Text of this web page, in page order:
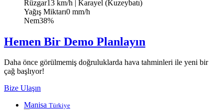
Rüzgar13 km/h | Karayel (Kuzeybatı)
Yağış Miktarı0 mm/h
Nem38%
Hemen Bir Demo Planlayın
Daha önce görülmemiş doğruluklarda hava tahminleri ile yeni bir
çağ başlıyor!
Bize Ulaşın
Manisa Türkiye